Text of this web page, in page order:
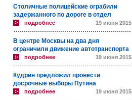
Столичные полицейские ограбили
задержанного по дороге в отдел
подробнее 19 июня 2015
В центре Москвы на два дня
ограничили движение автотранспорта
подробнее 19 июня 2015
Кудрин предложил провести
досрочные выборы Путина
подробнее 19 июня 2015